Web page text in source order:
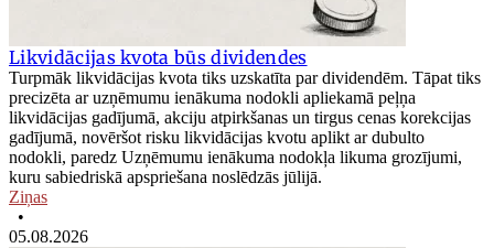
Likvidācijas kvota būs dividendes
Turpmāk likvidācijas kvota tiks uzskatīta par dividendēm. Tāpat tiks
precizēta ar uzņēmumu ienākuma nodokli apliekamā peļņa
likvidācijas gadījumā, akciju atpirkšanas un tirgus cenas korekcijas
gadījumā, novēršot risku likvidācijas kvotu aplikt ar dubulto
nodokli, paredz Uzņēmumu ienākuma nodokļa likuma grozījumi,
kuru sabiedriskā apspriešana noslēdzās jūlijā.
Ziņas
•
05.08.2026